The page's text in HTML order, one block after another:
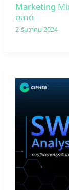
Marketing
ตลาด
2 ธันวาคม 2024